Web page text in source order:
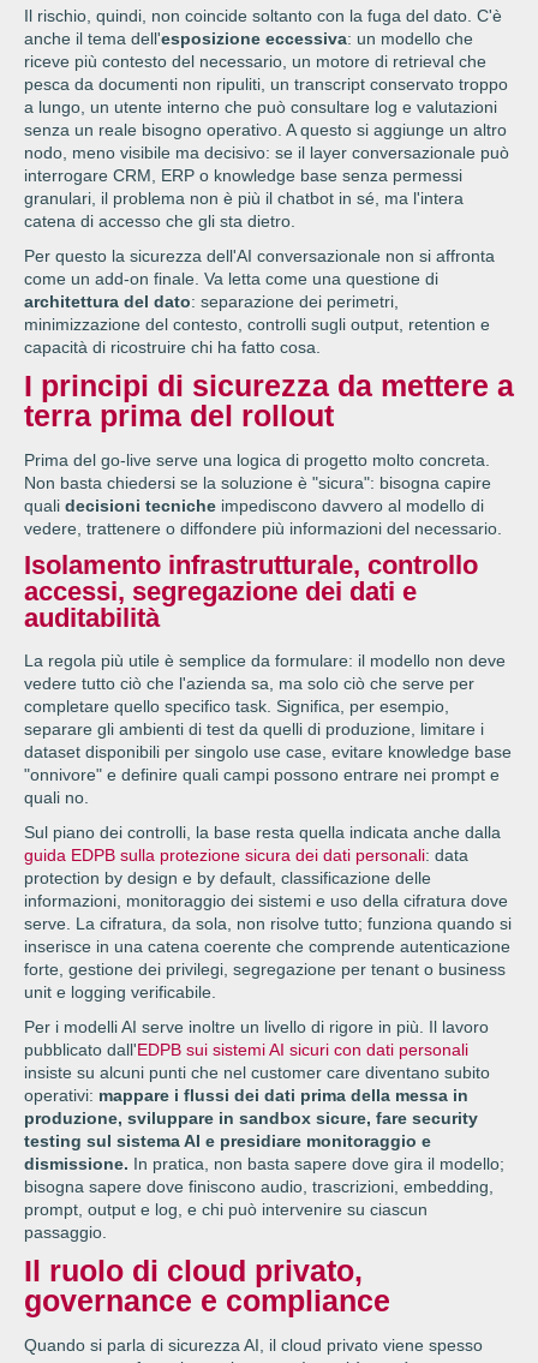
Il rischio, quindi, non coincide soltanto con la fuga del dato. C'è
anche il tema dell'esposizione eccessiva: un modello che
riceve più contesto del necessario, un motore di retrieval che
pesca da documenti non ripuliti, un transcript conservato troppo
a lungo, un utente interno che può consultare log e valutazioni
senza un reale bisogno operativo. A questo si aggiunge un altro
nodo, meno visibile ma decisivo: se il layer conversazionale può
interrogare CRM, ERP o knowledge base senza permessi
granulari, il problema non è più il chatbot in sé, ma l'intera
catena di accesso che gli sta dietro.
Per questo la sicurezza dell'AI conversazionale non si affronta
come un add-on finale. Va letta come una questione di
architettura del dato: separazione dei perimetri,
minimizzazione del contesto, controlli sugli output, retention e
capacità di ricostruire chi ha fatto cosa.
I principi di sicurezza da mettere a
terra prima del rollout
Prima del go-live serve una logica di progetto molto concreta.
Non basta chiedersi se la soluzione è "sicura": bisogna capire
quali decisioni tecniche impediscono davvero al modello di
vedere, trattenere o diffondere più informazioni del necessario.
Isolamento infrastrutturale, controllo
accessi, segregazione dei dati e
auditabilità
La regola più utile è semplice da formulare: il modello non deve
vedere tutto ciò che l'azienda sa, ma solo ciò che serve per
completare quello specifico task. Significa, per esempio,
separare gli ambienti di test da quelli di produzione, limitare i
dataset disponibili per singolo use case, evitare knowledge base
"onnivore" e definire quali campi possono entrare nei prompt e
quali no.
Sul piano dei controlli, la base resta quella indicata anche dalla
guida EDPB sulla protezione sicura dei dati personali: data
protection by design e by default, classificazione delle
informazioni, monitoraggio dei sistemi e uso della cifratura dove
serve. La cifratura, da sola, non risolve tutto; funziona quando si
inserisce in una catena coerente che comprende autenticazione
forte, gestione dei privilegi, segregazione per tenant o business
unit e logging verificabile.
Per i modelli AI serve inoltre un livello di rigore in più. Il lavoro
pubblicato dall'EDPB sui sistemi AI sicuri con dati personali
insiste su alcuni punti che nel customer care diventano subito
operativi: mappare i flussi dei dati prima della messa in
produzione, sviluppare in sandbox sicure, fare security
testing sul sistema AI e presidiare monitoraggio e
dismissione. In pratica, non basta sapere dove gira il modello;
bisogna sapere dove finiscono audio, trascrizioni, embedding,
prompt, output e log, e chi può intervenire su ciascun
passaggio.
Il ruolo di cloud privato,
governance e compliance
Quando si parla di sicurezza AI, il cloud privato viene spesso